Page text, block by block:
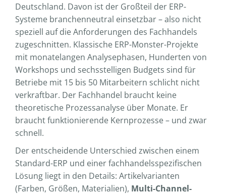
Deutschland. Davon ist der Großteil der ERP-
Systeme branchenneutral einsetzbar – also nicht
speziell auf die Anforderungen des Fachhandels
zugeschnitten. Klassische ERP-Monster-Projekte
mit monatelangen Analysephasen, Hunderten von
Workshops und sechsstelligen Budgets sind für
Betriebe mit 15 bis 50 Mitarbeitern schlicht nicht
verkraftbar. Der Fachhandel braucht keine
theoretische Prozessanalyse über Monate. Er
braucht funktionierende Kernprozesse – und zwar
schnell.
Der entscheidende Unterschied zwischen einem
Standard-ERP und einer fachhandelsspezifischen
Lösung liegt in den Details: Artikelvarianten
(Farben, Größen, Materialien), Multi-Channel-